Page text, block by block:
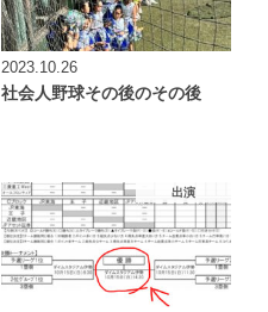
2023.10.26
社会人野球その後のその後
出演